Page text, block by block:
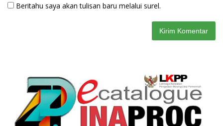
Beritahu saya akan tulisan baru melalui surel.